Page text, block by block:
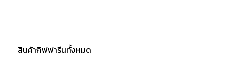
สินค้ากิฟฟารีนทั้งหมด